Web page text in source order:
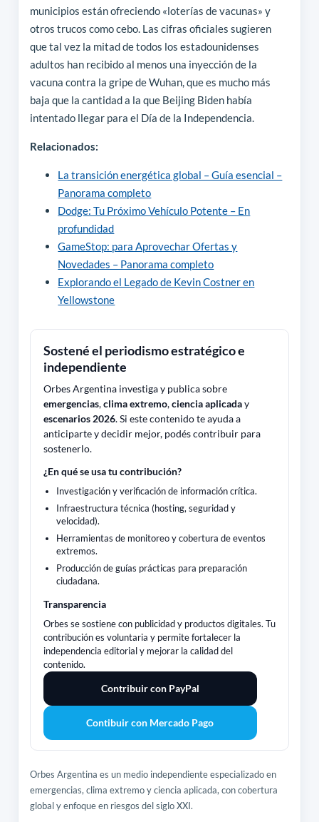
municipios están ofreciendo «loterías de vacunas» y
otros trucos como cebo. Las cifras oficiales sugieren
que tal vez la mitad de todos los estadounidenses
adultos han recibido al menos una inyección de la
vacuna contra la gripe de Wuhan, que es mucho más
baja que la cantidad a la que Beijing Biden había
intentado llegar para el Día de la Independencia.
Relacionados:
La transición energética global – Guía esencial –
Panorama completo
Dodge: Tu Próximo Vehículo Potente – En
profundidad
GameStop: para Aprovechar Ofertas y
Novedades – Panorama completo
Explorando el Legado de Kevin Costner en
Yellowstone
Sostené el periodismo estratégico e
independiente
Orbes Argentina investiga y publica sobre
emergencias,clima extremo,ciencia aplicaday
escenarios 2026. Si este contenido te ayuda a
anticiparte y decidir mejor, podés contribuir para
sostenerlo.
¿En qué se usa tu contribución?
Investigación y verificación de información crítica.
Infraestructura técnica (hosting, seguridad y
velocidad).
Herramientas de monitoreo y cobertura de eventos
extremos.
Producción de guías prácticas para preparación
ciudadana.
Transparencia
Orbes se sostiene con publicidad y productos digitales. Tu
contribución es voluntaria y permite fortalecer la
independencia editorial y mejorar la calidad del
contenido.
Contribuir con PayPal
Contibuir con Mercado Pago
Orbes Argentina es un medio independiente especializado en
emergencias, clima extremo y ciencia aplicada, con cobertura
global y enfoque en riesgos del siglo XXI.